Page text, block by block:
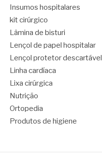
Insumos hospitalares
kit cirúrgico
Lâmina de bisturi
Lençol de papel hospitalar
Lençol protetor descartável
Linha cardíaca
Lixa cirúrgica
Nutrição
Ortopedia
Produtos de higiene